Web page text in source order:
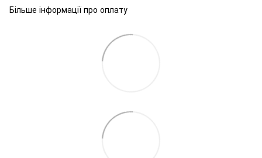
Більше інформації про оплату